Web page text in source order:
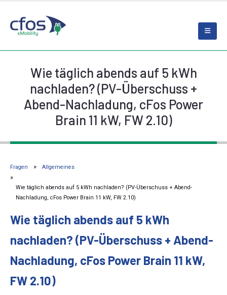
Wie täglich abends auf 5 kWh
nachladen? (PV-Überschuss +
Abend-Nachladung, cFos Power
Brain 11 kW, FW 2.10)
Fragen Allgemeines
Wie täglich abends auf 5 kWh nachladen? (PV-Überschuss + Abend-
Nachladung, cFos Power Brain 11 kW, FW 2.10)
Wie täglich abends auf 5 kWh
nachladen? (PV-Überschuss + Abend-
Nachladung, cFos Power Brain 11 kW,
FW 2.10)